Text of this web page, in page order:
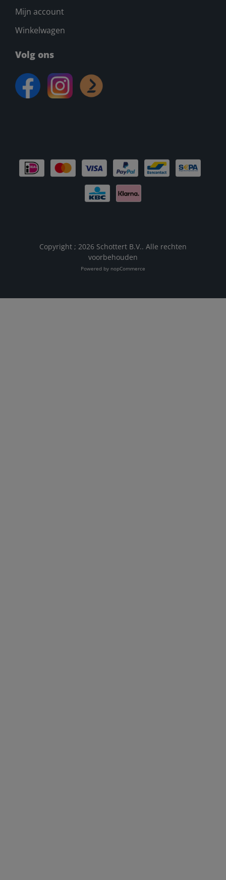
Mijn account
Winkelwagen
Volg ons
Copyright ; 2026 Schottert B.V.. Alle rechten
voorbehouden
Powered by nopCommerce